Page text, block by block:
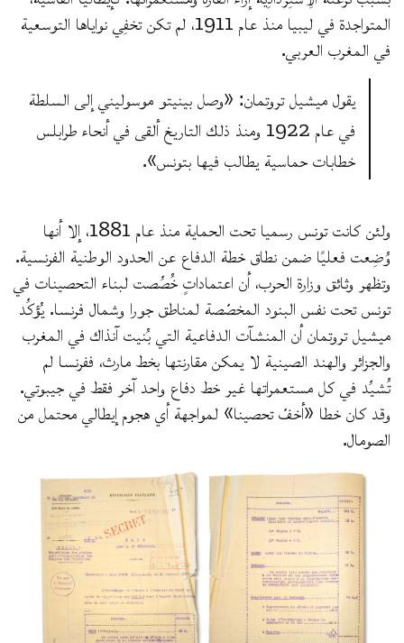
المتواجدة في ليبيا منذ عام 1911، لم تكن تخفِي نواياها التوسعية
في المغرب العربي.
يقول ميشيل تروتمان: «وصل بينيتو موسوليني إلى السلطة
في عام 1922 ومنذ ذلك التاريخ ألقى في أنحاء طرابلس
خطابات حماسية يطالب فيها بتونس».
ولئن كانت تونس رسميا تحت الحماية منذ عام 1881، إلا أنها
وُضِعت فعليًا ضمن نطاق خطة الدفاع عن الحدود الوطنية الفرنسية.
وتظهر وثائق وزارة الحرب، أن اعتماداتٍ خُصِّصت لبناء التحصينات في
تونس تحت نفس البنود المخصّصة لمناطق جورا وشمال فرنسا. يُؤكِّد
ميشيل تروتمان أن المنشآت الدفاعية التي بُنيت آنذاك في المغرب
والجزائر والهند الصينية لا يمكن مقارنتها بخط مارث، ففرنسا لم
تُشيِّد في كل مستعمراتها غير خط دفاع واحد آخر فقط في جيبوتي.
وقد كان خطا «أخفّ تحصينا» لمواجهة أي هجوم إيطالي محتمل من
الصومال.